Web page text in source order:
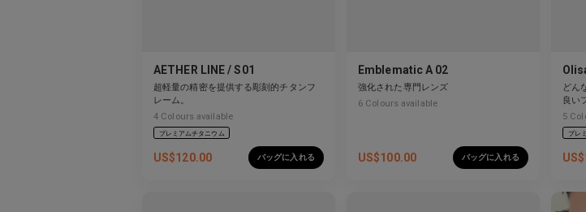
AETHER LINE / S01
超軽量の精密を提供する彫刻的チタンフ
レーム。
4 Colours available
プレミアムチタニウム
US$120.00 バッグに入れる
Emblematic A 02
強化された専門レンズ
6 Colours available
US$100.00 バッグに入れる
どん
良い
柔軟
5
プレ
US$